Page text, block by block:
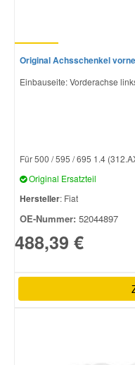
Original Achsschenkel
Einbauseite: Vorderachse
Für 500 / 595 / 695 1.4
Original Ersatzteil
Hersteller: Fiat
OE-Nummer: 52044897
488,39 €